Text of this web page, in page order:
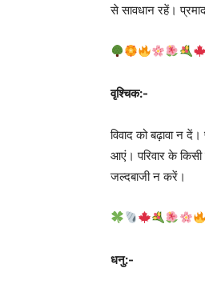
से सावधान रहें।
वृश्चिक:-
विवाद को बढ़ावा न
आएं। परिवार के किसी
जल्दबाजी न करें।
धनु:-